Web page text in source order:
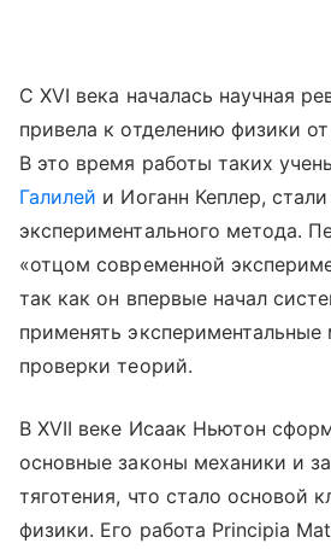
С XVI века началась научная
привела к отделению физики
В это время работы таких
Галилей и Иоганн Кеплер,
экспериментального метода.
«отцом современной
так как он впервые начал
применять
проверки теорий.
В XVII веке Исаак Ньютон
основные законы механики и
тяготения, что стало основой
физики. Его работа Principia